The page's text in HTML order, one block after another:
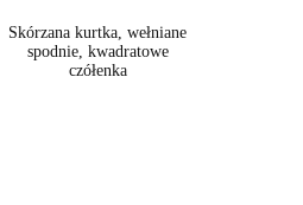
Skórzana kurtka, wełniane
spodnie, kwadratowe
czółenka